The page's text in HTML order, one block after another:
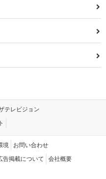
テレビジョン
境 お問い合わせ
告掲載について 会社概要